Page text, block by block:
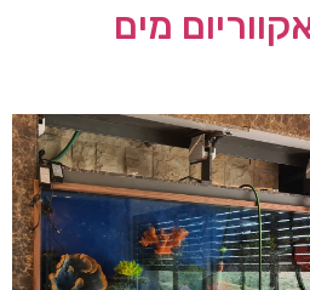
מים